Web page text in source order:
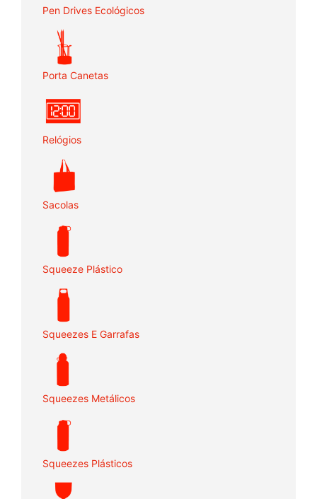
Pen Drives Ecológicos
Porta Canetas
Relógios
Sacolas
Squeeze Plástico
Squeezes E Garrafas
Squeezes Metálicos
Squeezes Plásticos